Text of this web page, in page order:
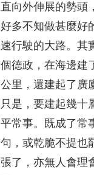
直向外伸展的勢頭
好多不知做甚麼好
速行駛的大路。其
個德政，在海邊建
公里，還建起了廣
只是，要建起幾十
平常事。既成了常
句，或乾脆不提也
張了，亦無人會理